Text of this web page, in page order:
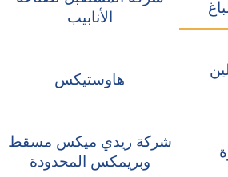
الأنابيب
هاوستيكس
شركة ريدي ميكس مسقط
وبريمكس المحدودة